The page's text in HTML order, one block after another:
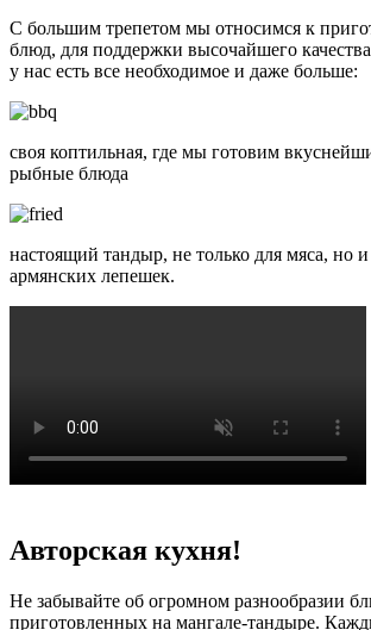
С большим трепетом мы относимся к
блюд, для поддержки высочайшего
у нас есть все необходимое и даже больше:
своя коптильная, где мы готовим
рыбные блюда
настоящий тандыр, не только для мяса, но
армянских лепешек.
Авторская кухня!
Не забывайте об огромном разнообразии
приготовленных на мангале-тандыре.